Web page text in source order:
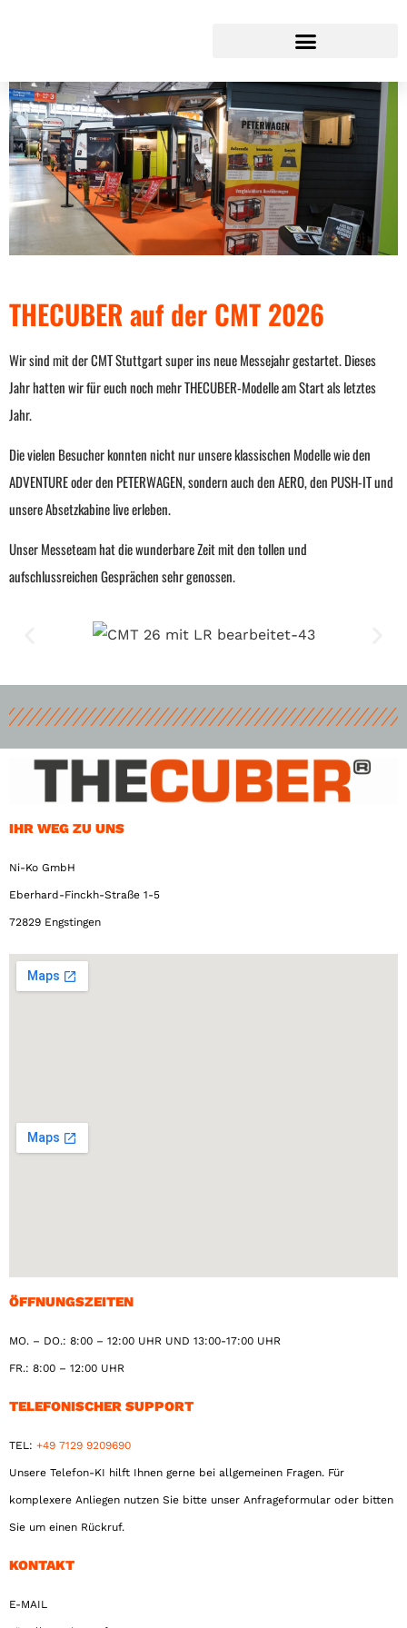
THECUBER auf der CMT 2026
Wir sind mit der CMT Stuttgart super ins neue Messejahr gestartet. Dieses
Jahr hatten wir für euch noch mehr THECUBER-Modelle am Start als letztes
Jahr.
Die vielen Besucher konnten nicht nur unsere klassischen Modelle wie den
ADVENTURE oder den PETERWAGEN, sondern auch den AERO, den PUSH-IT und
unsere Absetzkabine live erleben.
Unser Messeteam hat die wunderbare Zeit mit den tollen und
aufschlussreichen Gesprächen sehr genossen.
IHR WEG ZU UNS
Ni-Ko GmbH
Eberhard-Finckh-Straße 1-5
72829 Engstingen
ÖFFNUNGSZEITEN
MO. – DO.: 8:00 – 12:00 UHR UND 13:00-17:00 UHR
FR.: 8:00 – 12:00 UHR
TELEFONISCHER SUPPORT
TEL: +49 7129 9209690
Unsere Telefon-KI hilft Ihnen gerne bei allgemeinen Fragen. Für
komplexere Anliegen nutzen Sie bitte unser Anfrageformular oder bitten
Sie um einen Rückruf.
KONTAKT
E-MAIL